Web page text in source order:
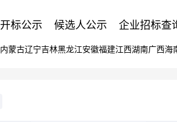
开标公示 候选人公示 企业招标查
内蒙古辽宁吉林黑龙江安徽福建江西湖南广西海